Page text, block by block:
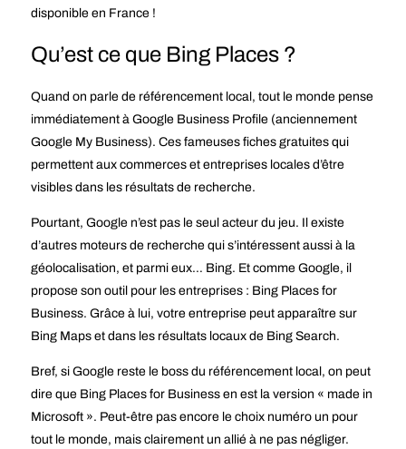
disponible en France !
Qu’est ce que Bing Places ?
Quand on parle de référencement local, tout le monde pense
immédiatement à Google Business Profile (anciennement
Google My Business). Ces fameuses fiches gratuites qui
permettent aux commerces et entreprises locales d’être
visibles dans les résultats de recherche.
Pourtant, Google n’est pas le seul acteur du jeu. Il existe
d’autres moteurs de recherche qui s’intéressent aussi à la
géolocalisation, et parmi eux… Bing. Et comme Google, il
propose son outil pour les entreprises : Bing Places for
Business. Grâce à lui, votre entreprise peut apparaître sur
Bing Maps et dans les résultats locaux de Bing Search.
Bref, si Google reste le boss du référencement local, on peut
dire que Bing Places for Business en est la version « made in
Microsoft ». Peut-être pas encore le choix numéro un pour
tout le monde, mais clairement un allié à ne pas négliger.